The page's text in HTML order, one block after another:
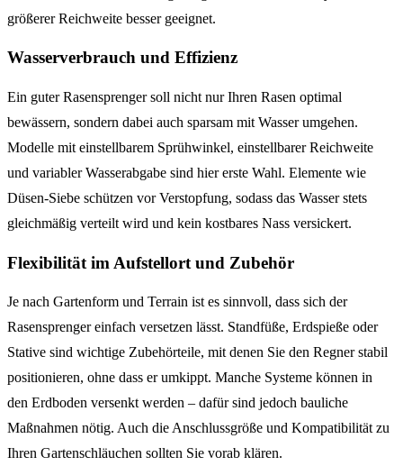
größerer Reichweite besser geeignet.
Wasserverbrauch und Effizienz
Ein guter Rasensprenger soll nicht nur Ihren Rasen optimal
bewässern, sondern dabei auch sparsam mit Wasser umgehen.
Modelle mit einstellbarem Sprühwinkel, einstellbarer Reichweite
und variabler Wasserabgabe sind hier erste Wahl. Elemente wie
Düsen-Siebe schützen vor Verstopfung, sodass das Wasser stets
gleichmäßig verteilt wird und kein kostbares Nass versickert.
Flexibilität im Aufstellort und Zubehör
Je nach Gartenform und Terrain ist es sinnvoll, dass sich der
Rasensprenger einfach versetzen lässt. Standfüße, Erdspieße oder
Stative sind wichtige Zubehörteile, mit denen Sie den Regner stabil
positionieren, ohne dass er umkippt. Manche Systeme können in
den Erdboden versenkt werden – dafür sind jedoch bauliche
Maßnahmen nötig. Auch die Anschlussgröße und Kompatibilität zu
Ihren Gartenschläuchen sollten Sie vorab klären.